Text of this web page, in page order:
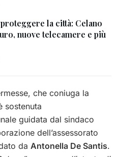
la città: Celano
nuove telecamere e più
che coniuga la
sostenuta
guidata dal sindaco
dell’assessorato
da Antonella De Santis.